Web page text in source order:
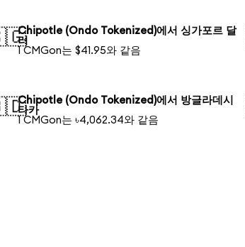
Chipotle (Ondo Tokenized)에서 싱가포르 달
러
1 CMGon는 $41.95와 같음
Chipotle (Ondo Tokenized)에서 방글라데시
타카
1 CMGon는 ৳4,062.34와 같음